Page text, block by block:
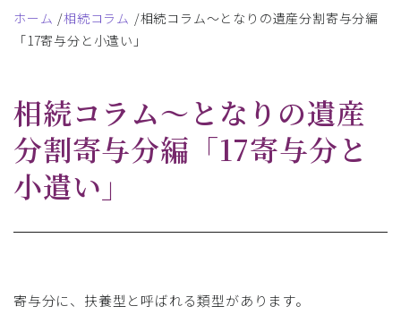
ホーム 相続コラム
相続コラム～となりの遺産分割寄与分編
「17寄与分と小遣い」
相続コラム～となりの遺産
分割寄与分編「17寄与分と
小遣い」
寄与分に、扶養型と呼ばれる類型があります。